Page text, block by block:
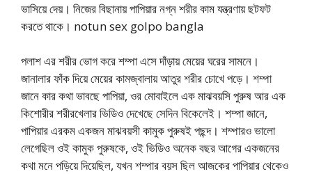
ভাসিয়ে দেয়। নিজের বিছানায় পাপিয়ার নগ্ন শরীর কাম যন্ত্রণায় ছটফট
করতে থাকে। notun sex golpo bangla
পলাশ এর শরীর ভোগ করে শম্পা এসে দাঁড়ায় মেয়ের ঘরের সামনে।
জানালার ফাঁক দিয়ে মেয়ের কামজ্বালায় আতুর শরীর চোখে পড়ে। শম্পা
জানে কার কথা ভাবছে পাপিয়া, ওর মোবাইলে এক মাঝবয়সি পুরুষ আর এক
কিশোরীর শরীরখেলার ভিডিও দেখেছে সেদিন বিকেলেই। শম্পা জানে,
পাপিয়ার এরকম একজন মাঝবয়সী কামুক পুরুষই পছন্দ। শম্পারও ভালো
লেগেছিল ওই কামুক পুরুষকে, ওই ভিডিও অনেক বছর আগের একজনের
কথা মনে পড়িয়ে দিয়েছিল, যখন শম্পার বয়স ছিল আজকের পাপিয়ার থেকেও